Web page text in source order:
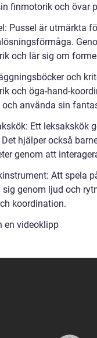
finmotorik och övar
Pussel är utmärkta
och lär sig om
och
och öga-hand-
och använda sin
Ett leksakskök
hjälper också
genom att
Att spela
sig genom ljud och
koordination.
en videoklipp